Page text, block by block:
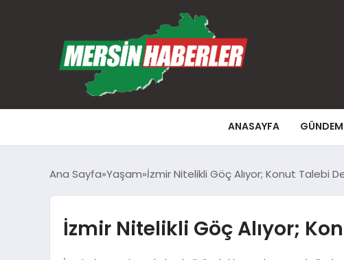
ANASAYFA GÜNDEM
Ana Sayfa Yaşam İzmir Nitelikli Göç Alıyor; Konut Talebi
İzmir Nitelikli Göç Alıyor;